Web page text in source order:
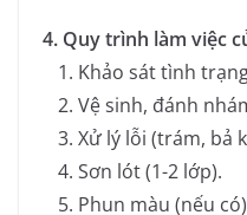
4. Quy trình làm việc
Khảo sát tình
Vệ sinh, đánh
Xử lý lỗi (trám, bả
Sơn lót (1-2 lớp).
Phun màu (nếu